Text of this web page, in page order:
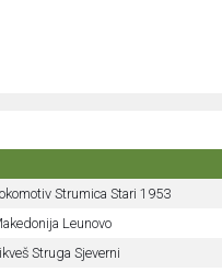
Strumica Stari 1953
Leunovo
Struga Sjeverni